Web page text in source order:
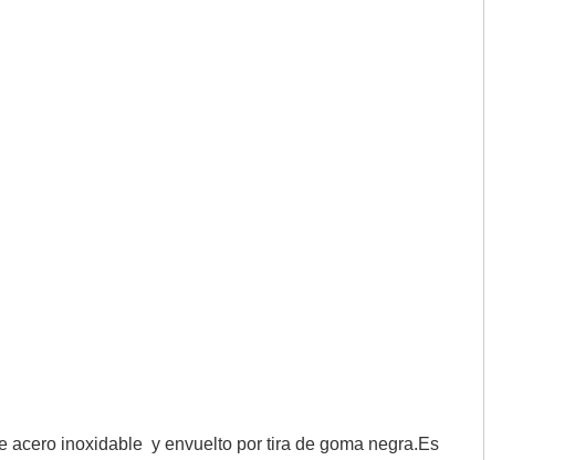
inoxidable y envuelto por tira de goma negra.Es